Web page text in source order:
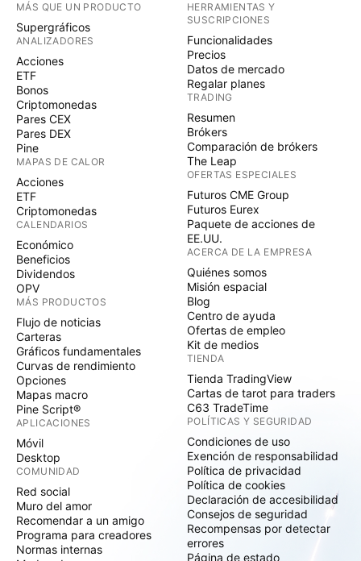
MÁS QUE UN PRODUCTO
Supergráficos
ANALIZADORES
Acciones
ETF
Bonos
Criptomonedas
Pares CEX
Pares DEX
Pine
MAPAS DE CALOR
Acciones
ETF
Criptomonedas
CALENDARIOS
Económico
Beneficios
Dividendos
OPV
MÁS PRODUCTOS
Flujo de noticias
Carteras
Gráficos fundamentales
Curvas de rendimiento
Opciones
Mapas macro
Pine Script®
APLICACIONES
Móvil
Desktop
COMUNIDAD
Red social
Muro del amor
Recomendar a un amigo
Programa para creadores
Normas internas
HERRAMIENTAS Y
SUSCRIPCIONES
Funcionalidades
Precios
Datos de mercado
Regalar planes
TRADING
Resumen
Brókers
Comparación de brókers
The Leap
OFERTAS ESPECIALES
Futuros CME Group
Futuros Eurex
Paquete de acciones de
EE.UU.
ACERCA DE LA EMPRESA
Quiénes somos
Misión espacial
Blog
Centro de ayuda
Ofertas de empleo
Kit de medios
TIENDA
Tienda TradingView
Cartas de tarot para traders
C63 TradeTime
POLÍTICAS Y SEGURIDAD
Condiciones de uso
Exención de responsabilidad
Política de privacidad
Política de cookies
Declaración de accesibilidad
Consejos de seguridad
Recompensas por detectar
errores
Página de estado